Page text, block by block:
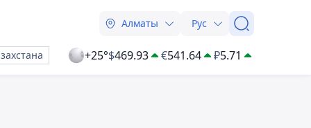
Алматы Рус
+25°$469.93 €541.64 ₽5.71